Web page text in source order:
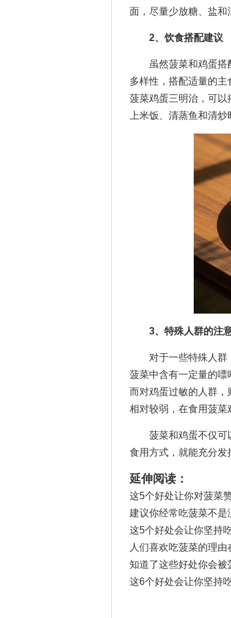
面，尽量少放糖、盐和
2、饮食搭配建议
虽然菠菜和鸡蛋搭配
多样性，搭配适量的
菠菜鸡蛋三明治，可
上米饭、清蒸鱼和清
3、特殊人群的注
对于一些特殊人群，
菠菜中含有一定量的嘌
而对鸡蛋过敏的人群
相对较弱，在食用菠菜
菠菜和鸡蛋不仅可以
食用方式，就能充分发
延伸阅读：
这5个好处让你对菠菜
建议你经常吃菠菜不是
这5个好处会让你坚持
人们喜欢吃菠菜的理由
知道了这些好处你会被
这6个好处会让你坚持